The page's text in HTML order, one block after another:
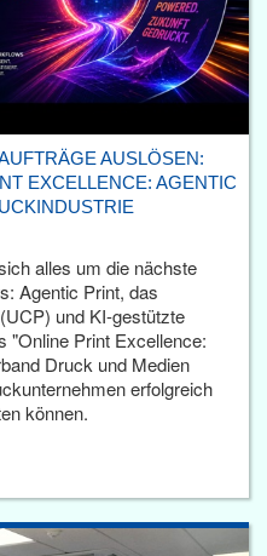
AUSLÖSEN:
EXCELLENCE: AGENTIC
alles um die nächste
Agentic Print, das
und KI-gestützte
"Online Print Excellence:
Druck und Medien
erfolgreich
können.